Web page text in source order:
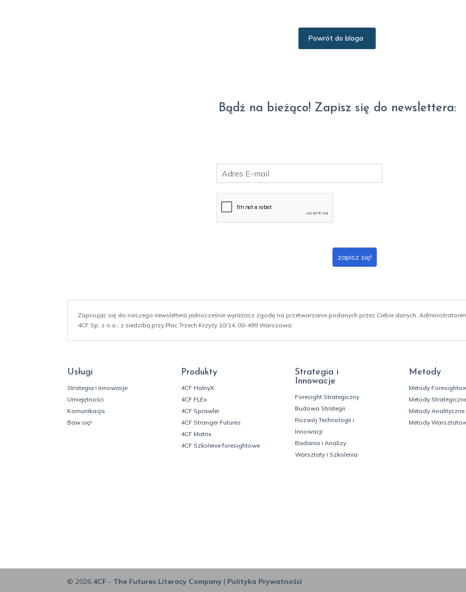
Powrót do bloga
Bądź na bieżąco! Zapisz się do newslettera:
m
zapisz się!
Zapisując się do naszego newslettera jednocześnie wyrażasz zgodę na przetwarzanie podanych przez Ciebie danych.
4CF Sp. z o.o., z siedzibą przy Plac Trzech Krzyży 10/14, 00-499 Warszawa.
Usługi
Strategia i Innowacje
Umiejętności
Komunikacja
Baw się!
Produkty
4CF HalnyX
4CF FLEx
4CF Sprawler
4CF Stranger Futures
4CF Matrix
4CF Szkolenie foresightowe
Strategia i
Innowacje
Foresight Strategiczny
Budowa Strategii
Rozwój Technologii i
Innowacji
Badania i Analizy
Warsztaty i Szkolenia
Metody
Metody
Metody
Metody Analityczne
Metody
© 2026 4CF - The Futures Literacy Company| Polityka Prywatności